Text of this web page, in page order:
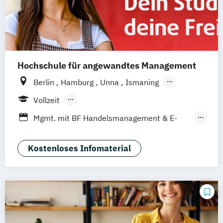
Hochschule für angewandtes Management
Berlin Hamburg Unna
Ismaning
Mannheim
Stuttgart
Vollzeit
Berufsbegleitendes Präsenzstudium
Mgmt. mit BF Handelsmanagement & E-
Social Media Studies Sportmanagement
Kostenloses Infomaterial